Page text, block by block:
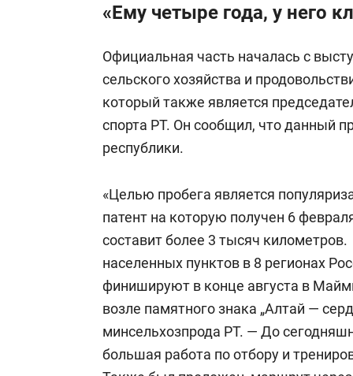
«Ему четыре года, у него
Официальная часть началась с
сельского хозяйства и
который также является
спорта РТ. Он сообщил, что данный
республики.
«Целью пробега является
патент на которую получен 6
составит более 3 тысяч
населенных пунктов в 8 регионах
финишируют в конце августа в
возле памятного знака „Алтай —
минсельхозпрода РТ. — До
большая работа по отбору и